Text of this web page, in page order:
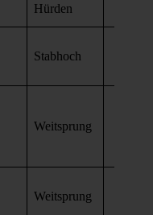
Hürden
Stabhoch
Weitsprung
Weitsprung